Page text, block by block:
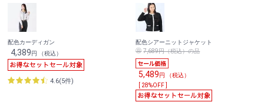
配色カーディガン
4,389円 （税込）
4.6(5件)
配色シアーニットジャケット
7,689円（税込）の品
5,489円 （税込）
[ 28%OFF ]